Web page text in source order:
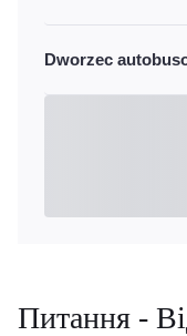
Dworzec
Питання -